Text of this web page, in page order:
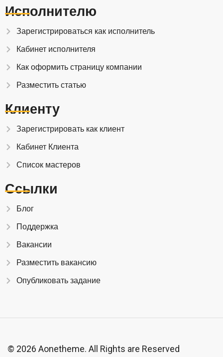
Исполнителю
Зарегистрироваться как исполнитель
Кабинет исполнителя
Как оформить страницу компании
Разместить статью
Клиенту
Зарегистрировать как клиент
Кабинет Клиента
Список мастеров
Ссылки
Блог
Поддержка
Вакансии
Разместить вакансию
Опубликовать задание
© 2026 Aonetheme. All Rights are Reserved